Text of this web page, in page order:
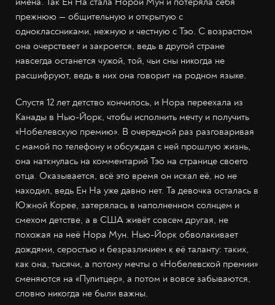
прежнюю — общительную и открытую с
одноклассниками, нежную и честную с Тэо. С возрастом
она очерствеет и закроется, ведь в другой стране
навсегда останется чужой, той, чьи сны никогда не
расшифруют, ведь в них она говорит на родном языке.
Спустя 12 лет детство кончилось, и Нора переехала из
Канады в Нью-Йорк, чтобы исполнить мечту и получить
«Нобелевскую премию». В очередной раз разговаривая
с мамой по телефону и обсуждая с ней прошлую жизнь,
она наткнулась на комментарий Тэо на странице своего
отца. Оказывается, всё это время он искал её, но не
находил, ведь Ен На уже давно нет. Та девочка осталась в
Южной Корее, затерялась в наполненном солнцем и
смехом детстве, а в США живёт совсем другая, не
похожая на неё Нора Мун. Нью-Йорк обволакивает
дождями, серостью и безразличием к её таланту: таких,
как она, тысячи, а потому мечты о «Нобелевской премии»
сменяются на «Пулитцер», а потом и вовсе забываются,
словно никогда не были важны.